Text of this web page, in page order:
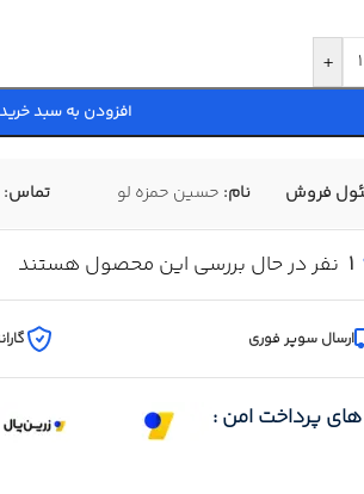
+
افزودن به سبد خرید
فروش نام: حسین حمزه لو تماس:
1 نفر در حال بررسی این محصول هستند
ارسال سوپر فوری
پرداخت امن :